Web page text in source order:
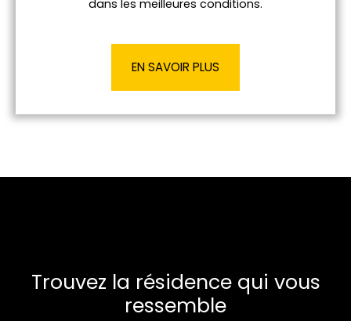
dans les meilleures conditions.
EN SAVOIR PLUS
Trouvez la résidence qui vous
ressemble